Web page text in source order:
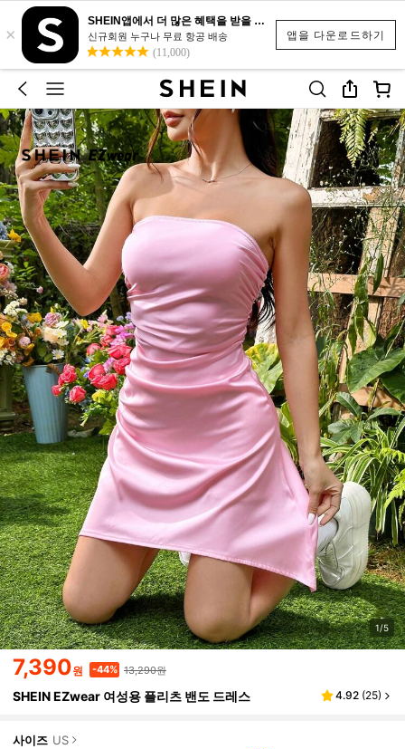
앱을 다운로드하기
×
SHEIN앱에서 더 많은 혜택을 받을 수 있어요.
신규회원 누구나 무료 항공 배송
(11,000)
1/5
7,390원 -44% 13,290원
SHEIN EZwear 여성용 플리츠 밴도 드레스 4.92 (25)
사이즈 US